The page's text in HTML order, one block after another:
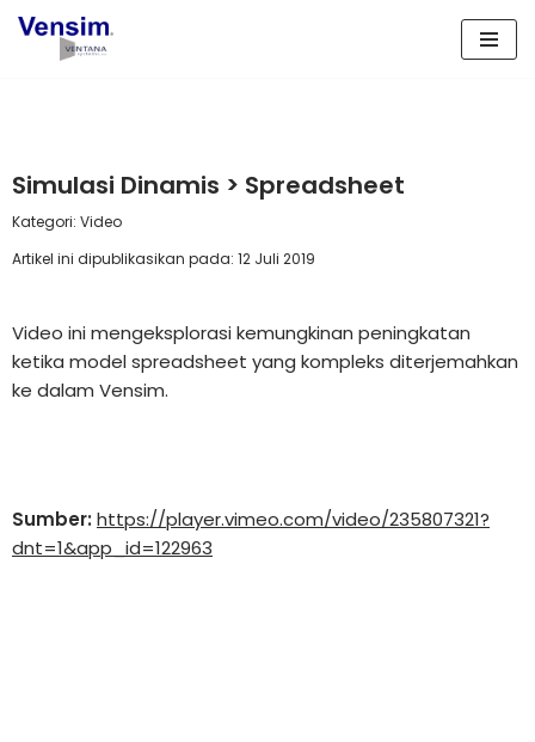
Lompat
Simulasi Dinamis > Spreadsheet
Kategori: Video
Artikel ini dipublikasikan pada: 12 Juli 2019
Video ini mengeksplorasi kemungkinan peningkatan
ketika model spreadsheet yang kompleks diterjemahkan
ke dalam Vensim.
Sumber: https://player.vimeo.com/video/235807321?
dnt=1&app_id=122963